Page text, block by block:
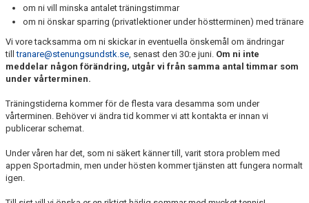
om ni vill minska antalet träningstimmar
om ni önskar sparring (privatlektioner under höstterminen) med tränare
Vi vore tacksamma om ni skickar in eventuella önskemål om ändringar
till tranare@stenungsundstk.se, senast den 30:e juni. Om ni inte
meddelar någon förändring, utgår vi från samma antal timmar som
under vårterminen.
Träningstiderna kommer för de flesta vara desamma som under
vårterminen. Behöver vi ändra tid kommer vi att kontakta er innan vi
publicerar schemat.
Under våren har det, som ni säkert känner till, varit stora problem med
appen Sportadmin, men under hösten kommer tjänsten att fungera normalt
igen.